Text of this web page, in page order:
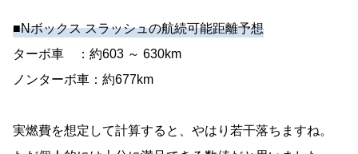
■Nボックス スラッシュの航続可能距離予想
ターボ車 ：約603 ～ 630km
ノンターボ車：約677km
実燃費を想定して計算すると、やはり若干落ちますね。